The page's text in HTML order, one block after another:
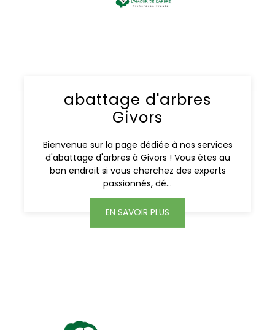
abattage d'arbres
Givors
Bienvenue sur la page dédiée à nos services
d'abattage d'arbres à Givors ! Vous êtes au
bon endroit si vous cherchez des experts
passionnés, dé...
EN SAVOIR PLUS